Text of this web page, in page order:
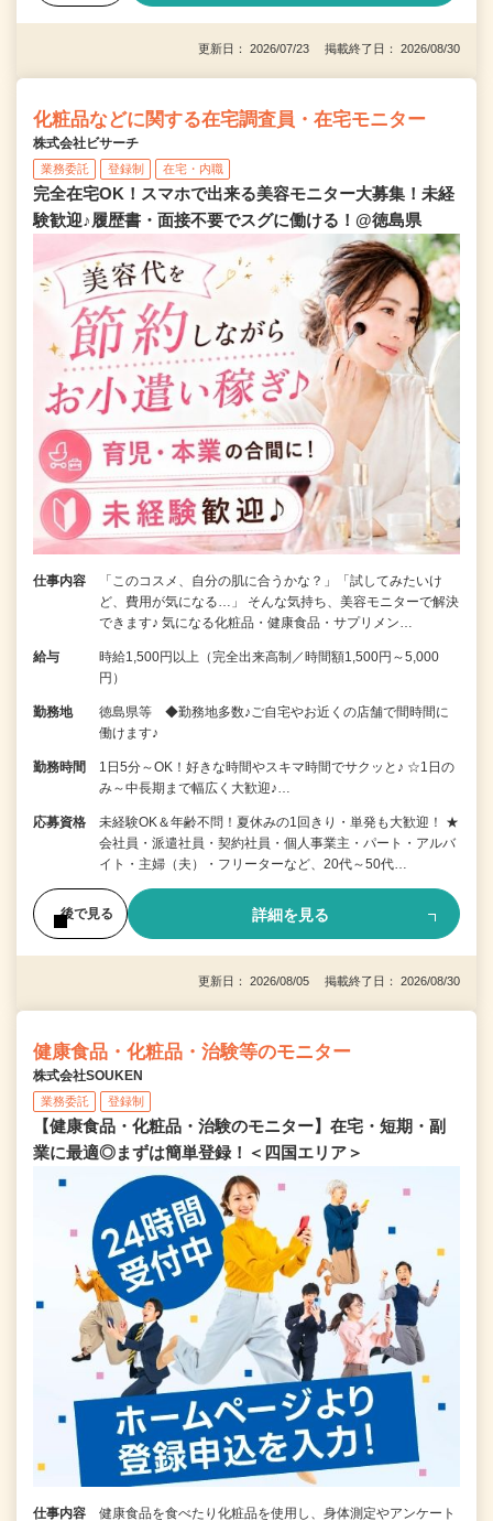
更新日： 2026/07/23 掲載終了日： 2026/08/30
化粧品などに関する在宅調査員・在宅モニター
株式会社ビサーチ
業務委託 登録制 在宅・内職
完全在宅OK！スマホで出来る美容モニター大募集！未経
験歓迎♪履歴書・面接不要でスグに働ける！@徳島県
仕事内容
「このコスメ、自分の肌に合うかな？」「試してみたいけ
ど、費用が気になる…」 そんな気持ち、美容モニターで解決
できます♪ 気になる化粧品・健康食品・サプリメン…
給与
時給1,500円以上（完全出来高制／時間額1,500円～5,000
円）
勤務地
徳島県等 ◆勤務地多数♪ご自宅やお近くの店舗で間時間に
働けます♪
勤務時間
1日5分～OK！好きな時間やスキマ時間でサクッと♪ ☆1日の
み～中長期まで幅広く大歓迎♪…
応募資格
未経験OK＆年齢不問！夏休みの1回きり・単発も大歓迎！ ★
会社員・派遣社員・契約社員・個人事業主・パート・アルバ
イト・主婦（夫）・フリーターなど、20代～50代…
後で見る 詳細を見る
更新日： 2026/08/05 掲載終了日： 2026/08/30
健康食品・化粧品・治験等のモニター
株式会社SOUKEN
業務委託 登録制
【健康食品・化粧品・治験のモニター】在宅・短期・副
業に最適◎まずは簡単登録！＜四国エリア＞
仕事内容 健康食品を食べたり化粧品を使用し、身体測定やアンケート